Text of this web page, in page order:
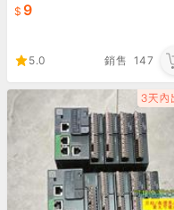
9
5.0 銷售 147